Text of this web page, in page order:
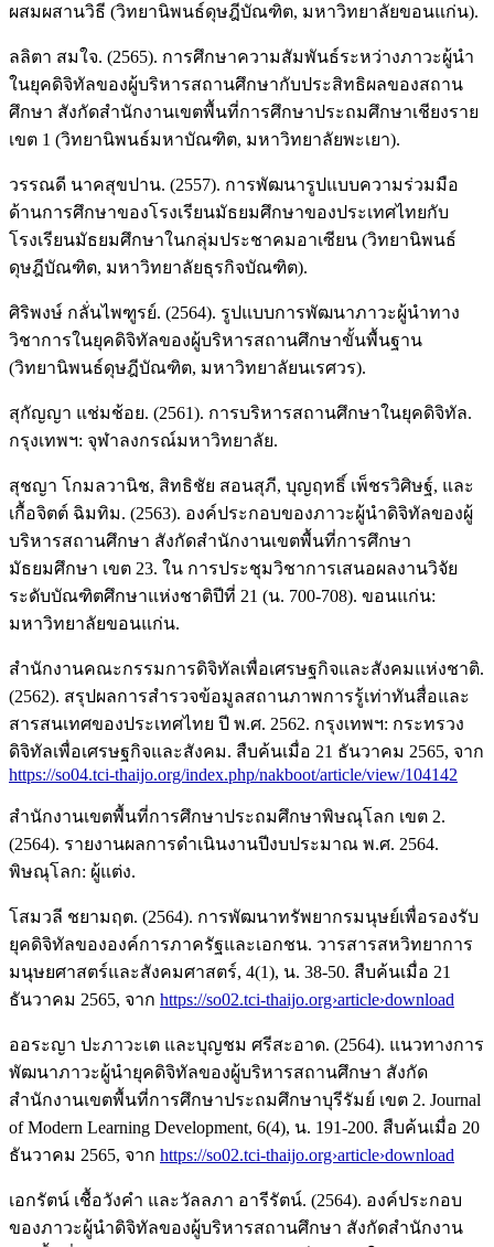
ผสมผสานวิธี (วิทยานิพนธ์ดุษฎีบัณฑิต, มหาวิทยาลัยขอนแก่น).
ลลิตา สมใจ. (2565). การศึกษาความสัมพันธ์ระหว่างภาวะผู้นำ
ในยุคดิจิทัลของผู้บริหารสถานศึกษากับประสิทธิผลของสถาน
ศึกษา สังกัดสำนักงานเขตพื้นที่การศึกษาประถมศึกษาเชียงราย
เขต 1 (วิทยานิพนธ์มหาบัณฑิต, มหาวิทยาลัยพะเยา).
วรรณดี นาคสุขปาน. (2557). การพัฒนารูปแบบความร่วมมือ
ด้านการศึกษาของโรงเรียนมัธยมศึกษาของประเทศไทยกับ
โรงเรียนมัธยมศึกษาในกลุ่มประชาคมอาเซียน (วิทยานิพนธ์
ดุษฎีบัณฑิต, มหาวิทยาลัยธุรกิจบัณฑิต).
ศิริพงษ์ กลั่นไพฑูรย์. (2564). รูปแบบการพัฒนาภาวะผู้นำทาง
วิชาการในยุคดิจิทัลของผู้บริหารสถานศึกษาขั้นพื้นฐาน
(วิทยานิพนธ์ดุษฎีบัณฑิต, มหาวิทยาลัยนเรศวร).
สุกัญญา แช่มช้อย. (2561). การบริหารสถานศึกษาในยุคดิจิทัล.
กรุงเทพฯ: จุฬาลงกรณ์มหาวิทยาลัย.
สุชญา โกมลวานิช, สิทธิชัย สอนสุภี, บุญฤทธิ์ เพ็ชรวิศิษฐ์, และ
เกื้อจิตต์ ฉิมทิม. (2563). องค์ประกอบของภาวะผู้นำดิจิทัลของผู้
บริหารสถานศึกษา สังกัดสำนักงานเขตพื้นที่การศึกษา
มัธยมศึกษา เขต 23. ใน การประชุมวิชาการเสนอผลงานวิจัย
ระดับบัณฑิตศึกษาแห่งชาติปีที่ 21 (น. 700-708). ขอนแก่น:
มหาวิทยาลัยขอนแก่น.
สำนักงานคณะกรรมการดิจิทัลเพื่อเศรษฐกิจและสังคมแห่งชาติ.
(2562). สรุปผลการสำรวจข้อมูลสถานภาพการรู้เท่าทันสื่อและ
สารสนเทศของประเทศไทย ปี พ.ศ. 2562. กรุงเทพฯ: กระทรวง
ดิจิทัลเพื่อเศรษฐกิจและสังคม. สืบค้นเมื่อ 21 ธันวาคม 2565, จาก
https://so04.tci-thaijo.org/index.php/nakboot/article/view/104142
สำนักงานเขตพื้นที่การศึกษาประถมศึกษาพิษณุโลก เขต 2.
(2564). รายงานผลการดำเนินงานปีงบประมาณ พ.ศ. 2564.
พิษณุโลก: ผู้แต่ง.
โสมวลี ชยามฤต. (2564). การพัฒนาทรัพยากรมนุษย์เพื่อรองรับ
ยุคดิจิทัลขององค์การภาครัฐและเอกชน. วารสารสหวิทยาการ
มนุษยศาสตร์และสังคมศาสตร์, 4(1), น. 38-50. สืบค้นเมื่อ 21
ธันวาคม 2565, จาก https://so02.tci-thaijo.org›article›download
ออระญา ปะภาวะเต และบุญชม ศรีสะอาด. (2564). แนวทางการ
พัฒนาภาวะผู้นำยุคดิจิทัลของผู้บริหารสถานศึกษา สังกัด
สำนักงานเขตพื้นที่การศึกษาประถมศึกษาบุรีรัมย์ เขต 2. Journal
of Modern Learning Development, 6(4), น. 191-200. สืบค้นเมื่อ 20
ธันวาคม 2565, จาก https://so02.tci-thaijo.org›article›download
เอกรัตน์ เชื้อวังคำ และวัลลภา อารีรัตน์. (2564). องค์ประกอบ
ของภาวะผู้นำดิจิทัลของผู้บริหารสถานศึกษา สังกัดสำนักงาน